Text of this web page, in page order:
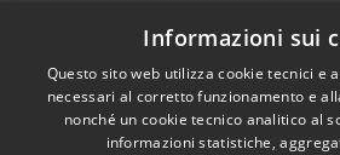
RSS
Accessibilità
Informazioni sui
Questo sito web utilizza cookie tecnici e
necessari al corretto funzionamento e
nonché un cookie tecnico analitico al
informazioni statistiche,